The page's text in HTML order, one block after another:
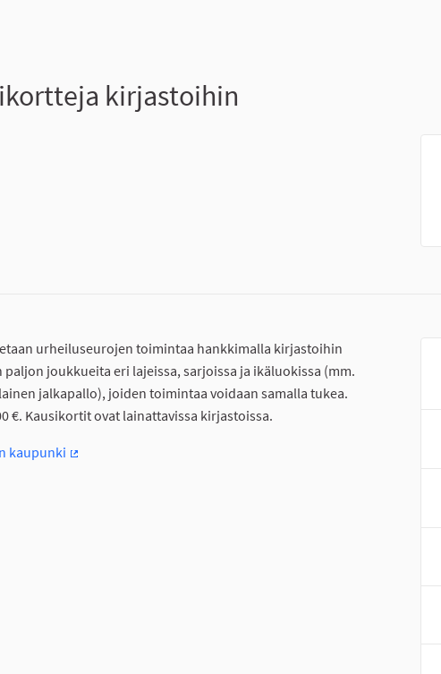
kirjastoihin
urheiluseurojen toimintaa hankkimalla kirjastoihin
joukkueita eri lajeissa, sarjoissa ja ikäluokissa (mm.
jalkapallo), joiden toimintaa voidaan samalla tukea.
€. Kausikortit ovat lainattavissa kirjastoissa.
kaupunki